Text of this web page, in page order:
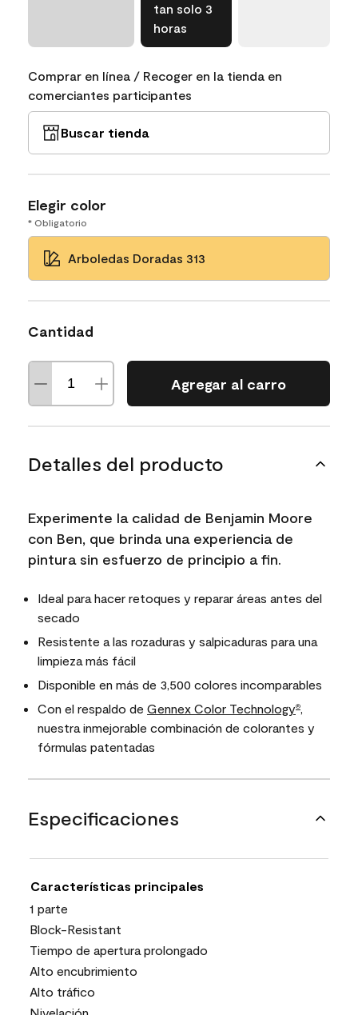
tan solo 3
horas
Comprar en línea / Recoger en la tienda en
comerciantes participantes
Buscar tienda
Elegir color
* Obligatorio
Arboledas Doradas 313
Cantidad
Agregar al carro
Detalles del producto
Experimente la calidad de Benjamin Moore
con Ben, que brinda una experiencia de
pintura sin esfuerzo de principio a fin.
Ideal para hacer retoques y reparar áreas antes del
secado
Resistente a las rozaduras y salpicaduras para una
limpieza más fácil
Disponible en más de 3,500 colores incomparables
Con el respaldo de Gennex Color Technology®,
nuestra inmejorable combinación de colorantes y
fórmulas patentadas
Especificaciones
Características principales
1 parte
Block-Resistant
Tiempo de apertura prolongado
Alto encubrimiento
Alto tráfico